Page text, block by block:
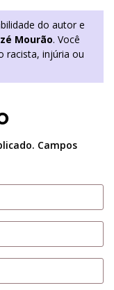
do autor e
Mourão. Você
racista, injúria ou
Campos